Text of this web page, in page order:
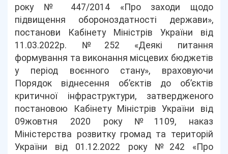
року № 447/2014 «Про заходи щодо
підвищення обороноздатності держави»,
постанови Кабінету Міністрів України від
11.03.2022р. №252 «Деякі питання
формування та виконання місцевих бюджетів
у період воєнного стану», враховуючи
Порядок віднесення об’єктів до об’єктів
критичної інфраструктури, затвердженого
постановою Кабінету Міністрів України від
09жовтня 2020 року №1109, наказ
Міністерства розвитку громад та територій
України від 01.12.2022 року №242 «Про